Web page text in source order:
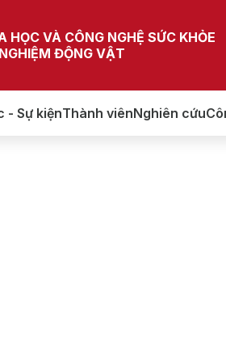
HỌC VÀ CÔNG NGHỆ SỨC KHỎE
ĐỘNG VẬT
- Sự kiệnThành viênNghiên cứu